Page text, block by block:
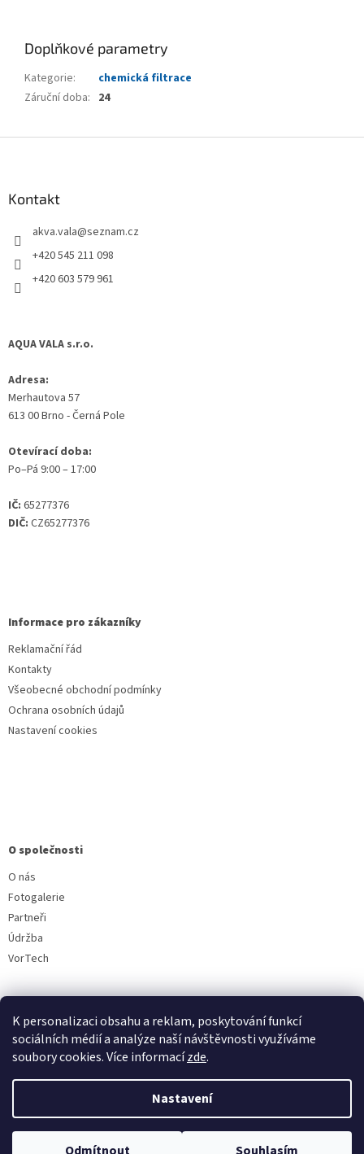
K personalizaci obsahu a reklam, poskytování funkcí
sociálních médií a analýze naší návštěvnosti využíváme
soubory cookies. Více informacízde.
Nastavení
Doplňkové parametry
Kategorie:
chemická filtrace
Záruční doba: 24
Kontakt
akva.vala@seznam.cz
+420 545 211 098
+420 603 579 961
AQUA VALA s.r.o.
Adresa:
Merhautova 57
613 00 Brno - Černá Pole
Otevírací doba:
Po–Pá 9:00 – 17:00
IČ: 65277376
DIČ: CZ65277376
Informace pro zákazníky
Reklamační řád
Kontakty
Všeobecné obchodní podmínky
Ochrana osobních údajů
Nastavení cookies
O společnosti
O nás
Fotogalerie
Partneři
Údržba
VorTech
Copyright 2026Aquavala.cz. Všechna práva vyhrazena.Upravit